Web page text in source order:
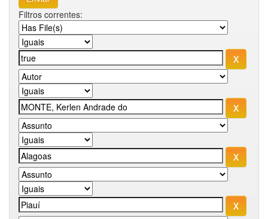
Filtros correntes: